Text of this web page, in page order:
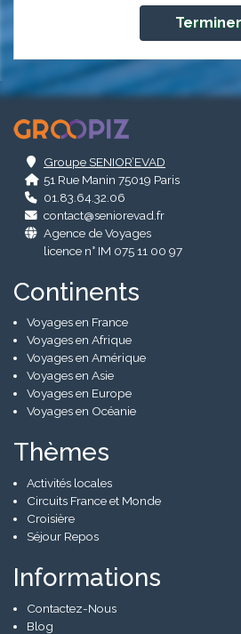
Groupe SENIOR’EVAD
51 Rue Manin 75019 Paris
01.83.64.32.06
contact@seniorevad.fr
Agence de Voyages
licence n° IM 075 11 00 97
Continents
Voyages en France
Voyages en Afrique
Voyages en Amérique
Voyages en Asie
Voyages en Europe
Voyages en Océanie
Thèmes
Activités locales
Circuits France et Monde
Croisière
Séjour Repos
Informations
Contactez-Nous
Blog